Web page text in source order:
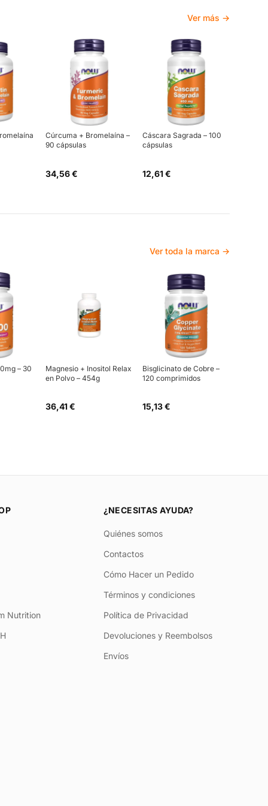
Ver más →
Cúrcuma + Bromelaína –
90 cápsulas
34,56 €
Cáscara Sagrada – 100
cápsulas
12,61 €
Ver toda la marca →
– 30
Magnesio + Inositol Relax
en Polvo – 454g
36,41 €
Bisglicinato de Cobre –
120 comprimidos
15,13 €
Nutrition
¿NECESITAS AYUDA?
Quiénes somos
Contactos
Cómo Hacer un Pedido
Términos y condiciones
Política de Privacidad
Devoluciones y Reembolsos
Envíos